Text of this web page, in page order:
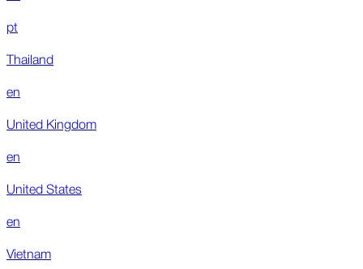
pt
Thailand
en
United Kingdom
en
United States
en
Vietnam